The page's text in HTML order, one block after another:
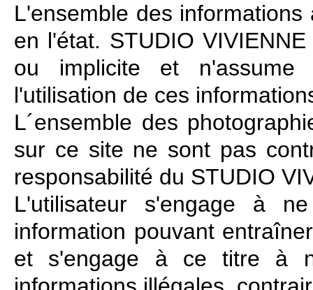
L'ensemble des
en l'état. STUDIO
ou implicite et n'assume
l'utilisation de ces
L´ensemble des
sur ce site ne sont pas
responsabilité du STUDIO
L'utilisateur s'engage à
information pouvant
et s'engage à ce titre à